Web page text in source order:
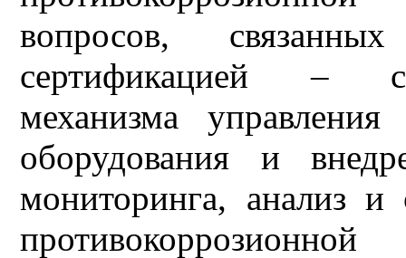
вопросов,
сертификацией –
механизма
оборудования и
мониторинга, анализ и